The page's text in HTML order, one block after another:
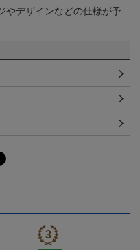
やデザインなどの仕様が予